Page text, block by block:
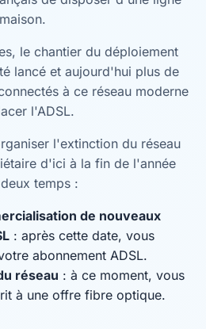
le chantier du déploiement
lancé et aujourd'hui plus de
à ce réseau moderne
l'ADSL.
l'extinction du réseau
d'ici à la fin de l'année
temps :
de nouveaux
: après cette date, vous
abonnement ADSL.
réseau : à ce moment, vous
à une offre fibre optique.